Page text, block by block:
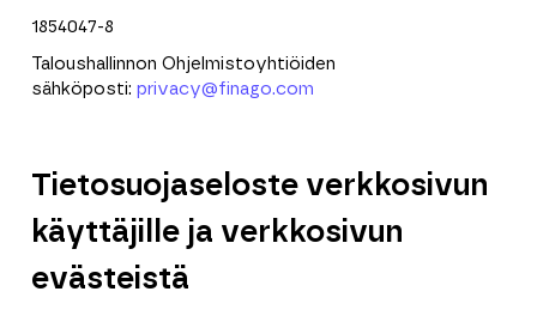
1854047-8
Taloushallinnon Ohjelmistoyhtiöiden
sähköposti: privacy@finago.com
Tietosuojaseloste verkkosivun
käyttäjille ja verkkosivun
evästeistä